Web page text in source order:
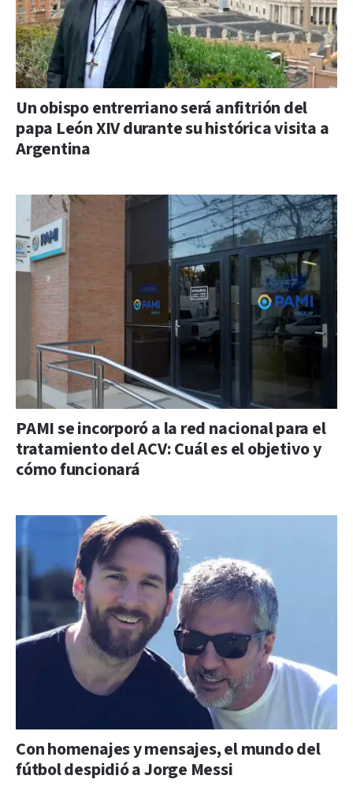
Un obispo entrerriano será anfitrión del
papa León XIV durante su histórica visita a
Argentina
PAMI se incorporó a la red nacional para el
tratamiento del ACV: Cuál es el objetivo y
cómo funcionará
Con homenajes y mensajes, el mundo del
fútbol despidió a Jorge Messi